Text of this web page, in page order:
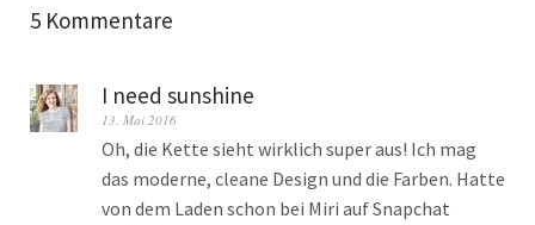
5 Kommentare
I need sunshine
13. Mai 2016
Oh, die Kette sieht wirklich super aus! Ich mag
das moderne, cleane Design und die Farben. Hatte
von dem Laden schon bei Miri auf Snapchat